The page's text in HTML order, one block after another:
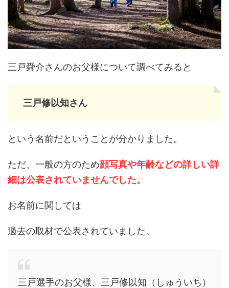
三戸舜介さんのお父様について調べてみると
三戸修以知さん
という名前だということが分かりました。
ただ、一般の方のため顔写真や年齢などの詳しい詳
細は公表されていませんでした。
お名前に関しては
過去の取材で公表されていました。
三戸選手のお父様、三戸修以知（しゅういち）